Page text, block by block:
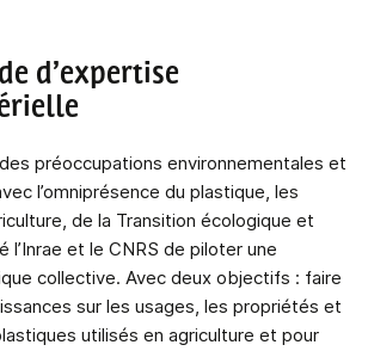
d’expertise
préoccupations environnementales et
l’omniprésence du plastique, les
de la Transition écologique et
l’Inrae et le CNRS de piloter une
collective. Avec deux objectifs : faire
sur les usages, les propriétés et
utilisés en agriculture et pour